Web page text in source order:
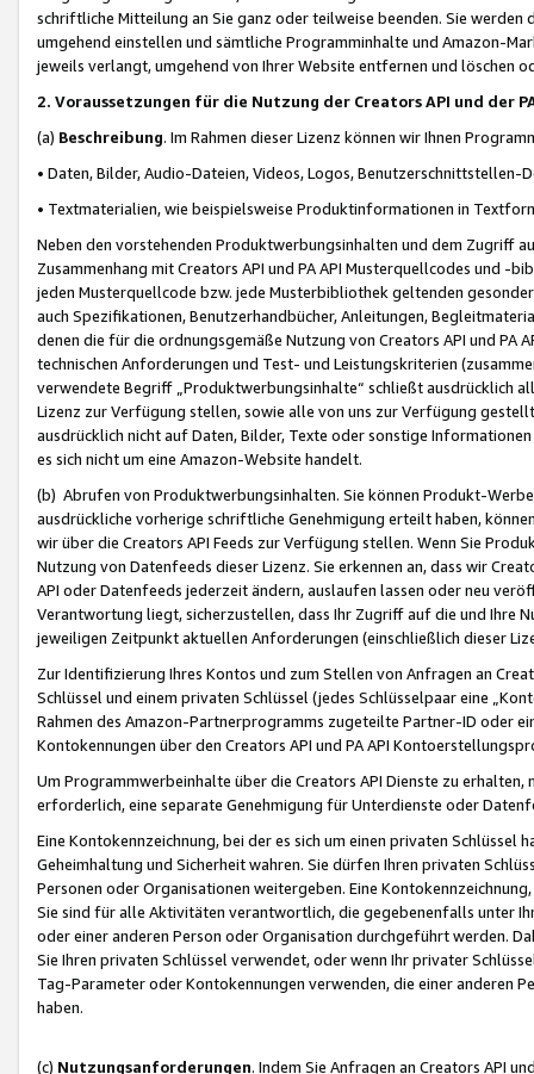
schriftliche Mitteilung an Sie ganz oder teilweise beenden. Sie werden
umgehend einstellen und sämtliche Programminhalte und Amazon-
jeweils verlangt, umgehend von Ihrer Website entfernen und löschen
2. Voraussetzungen für die Nutzung der Creators API und der
(a) Beschreibung. Im Rahmen dieser Lizenz können wir Ihnen
• Daten, Bilder, Audio-Dateien, Videos, Logos, Benutzerschnittstellen-
• Textmaterialien, wie beispielsweise Produktinformationen in
Neben den vorstehenden Produktwerbungsinhalten und dem Zugriff
Zusammenhang mit Creators API und PA API Musterquellcodes und
jeden Musterquellcode bzw. jede Musterbibliothek geltenden
auch Spezifikationen, Benutzerhandbücher, Anleitungen,
denen die für die ordnungsgemäße Nutzung von Creators API und PA
technischen Anforderungen und Test- und Leistungskriterien
verwendete Begriff „Produktwerbungsinhalte“ schließt ausdrücklich
Lizenz zur Verfügung stellen, sowie alle von uns zur Verfügung
ausdrücklich nicht auf Daten, Bilder, Texte oder sonstige
es sich nicht um eine Amazon-Website handelt.
(b) Abrufen von Produktwerbungsinhalten. Sie können Produkt-
ausdrückliche vorherige schriftliche Genehmigung erteilt haben,
wir über die Creators API Feeds zur Verfügung stellen. Wenn Sie
Nutzung von Datenfeeds dieser Lizenz. Sie erkennen an, dass wir
API oder Datenfeeds jederzeit ändern, auslaufen lassen oder neu
Verantwortung liegt, sicherzustellen, dass Ihr Zugriff auf die und Ihre
jeweiligen Zeitpunkt aktuellen Anforderungen (einschließlich dieser
Zur Identifizierung Ihres Kontos und zum Stellen von Anfragen an
Schlüssel und einem privaten Schlüssel (jedes Schlüsselpaar eine
Rahmen des Amazon-Partnerprogramms zugeteilte Partner-ID oder
Kontokennungen über den Creators API und PA API
Um Programmwerbeinhalte über die Creators API Dienste zu
erforderlich, eine separate Genehmigung für Unterdienste oder
Eine Kontokennzeichnung, bei der es sich um einen privaten
Geheimhaltung und Sicherheit wahren. Sie dürfen Ihren privaten
Personen oder Organisationen weitergeben. Eine
Sie sind für alle Aktivitäten verantwortlich, die gegebenenfalls unter
oder einer anderen Person oder Organisation durchgeführt werden.
Sie Ihren privaten Schlüssel verwendet, oder wenn Ihr privater
Tag-Parameter oder Kontokennungen verwenden, die einer anderen
haben.
(c) Nutzungsanforderungen. Indem Sie Anfragen an Creators API